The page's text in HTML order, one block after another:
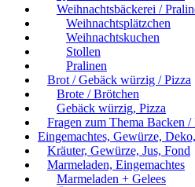
Weihnachtsbäckerei /
Weihnachtsplätzchen
Weihnachtskuchen
Stollen
Pralinen
Brot / Gebäck würzig / Pizza
Brote / Brötchen
Gebäck würzig, Pizza
Fragen zum Thema Backen
Eingemachtes, Gewürze,
Kräuter, Gewürze, Jus, Fond
Marmeladen, Eingemachtes
Marmeladen + Gelees